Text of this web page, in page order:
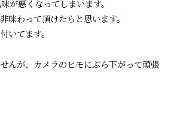
が悪くなってしまいます。
味わって頂けたらと思います。
いてます。
んが、カメラのヒモにぶら下がって頑張